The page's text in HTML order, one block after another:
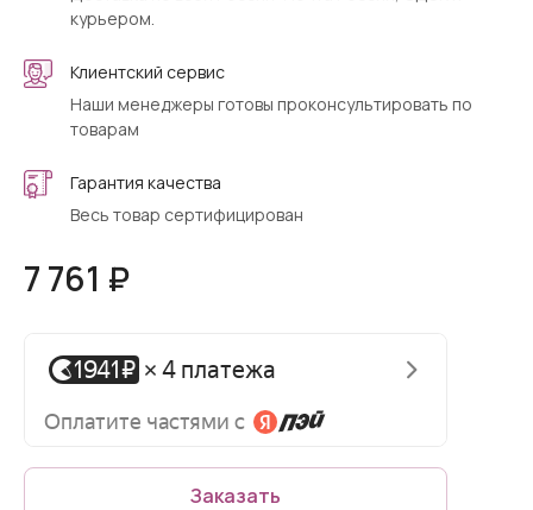
курьером.
Клиентский сервис
Наши менеджеры готовы проконсультировать по
товарам
Гарантия качества
Весь товар сертифицирован
7 761 ₽
Заказать